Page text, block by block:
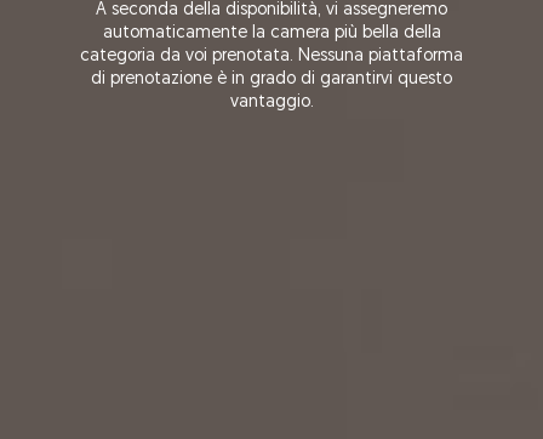
A seconda della disponibilità, vi assegneremo
automaticamente la camera più bella della
categoria da voi prenotata. Nessuna piattaforma
di prenotazione è in grado di garantirvi questo
vantaggio.